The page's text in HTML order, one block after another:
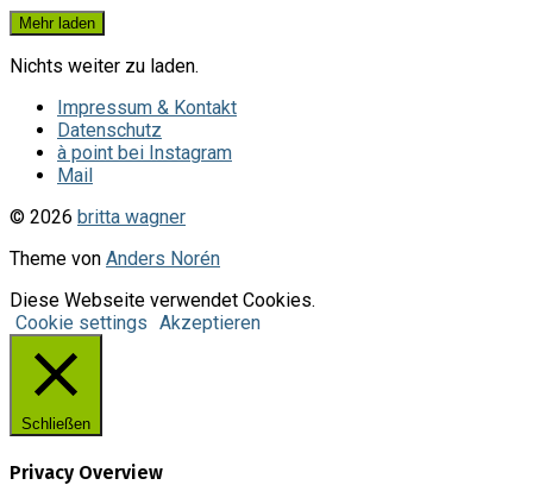
Mehr laden
Nichts weiter zu laden.
Impressum & Kontakt
Datenschutz
à point bei Instagram
Mail
© 2026 britta wagner
Theme von Anders Norén
Diese Webseite verwendet Cookies.
Cookie settings Akzeptieren
Schließen
Privacy Overview